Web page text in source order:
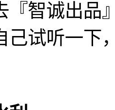
『智诚出品
己试听一下